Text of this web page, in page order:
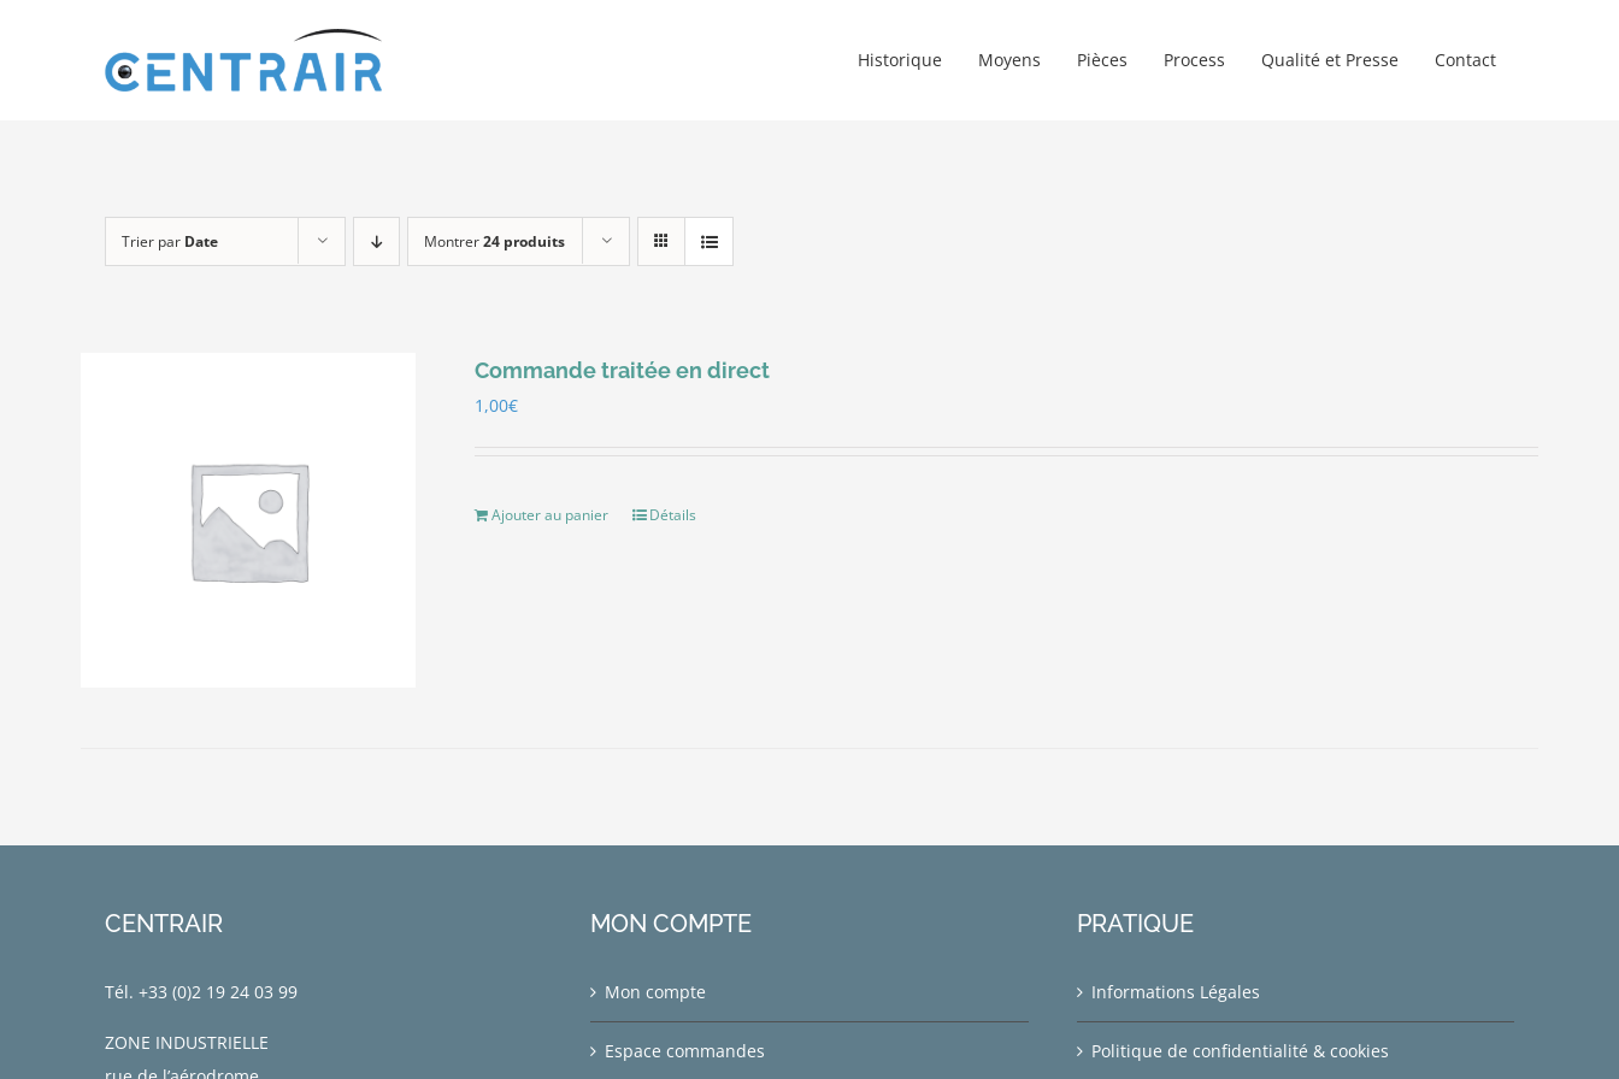
Historique Moyens Pièces Process Qualité et Presse Contact
Trier par Date Montrer24 produits
Commande traitée en direct
1,00€
Ajouter au panier Détails
CENTRAIR
Tél. +33 (0)2 19 24 03 99
ZONE INDUSTRIELLE
MON COMPTE
Mon compte
Espace commandes
PRATIQUE
Informations Légales
Politique de confidentialité & cookies